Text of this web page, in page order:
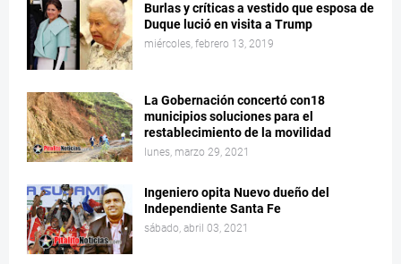
Burlas y críticas a vestido que esposa de
Duque lució en visita a Trump
miércoles, febrero 13, 2019
La Gobernación concertó con18
municipios soluciones para el
restablecimiento de la movilidad
lunes, marzo 29, 2021
Ingeniero opita Nuevo dueño del
Independiente Santa Fe
sábado, abril 03, 2021